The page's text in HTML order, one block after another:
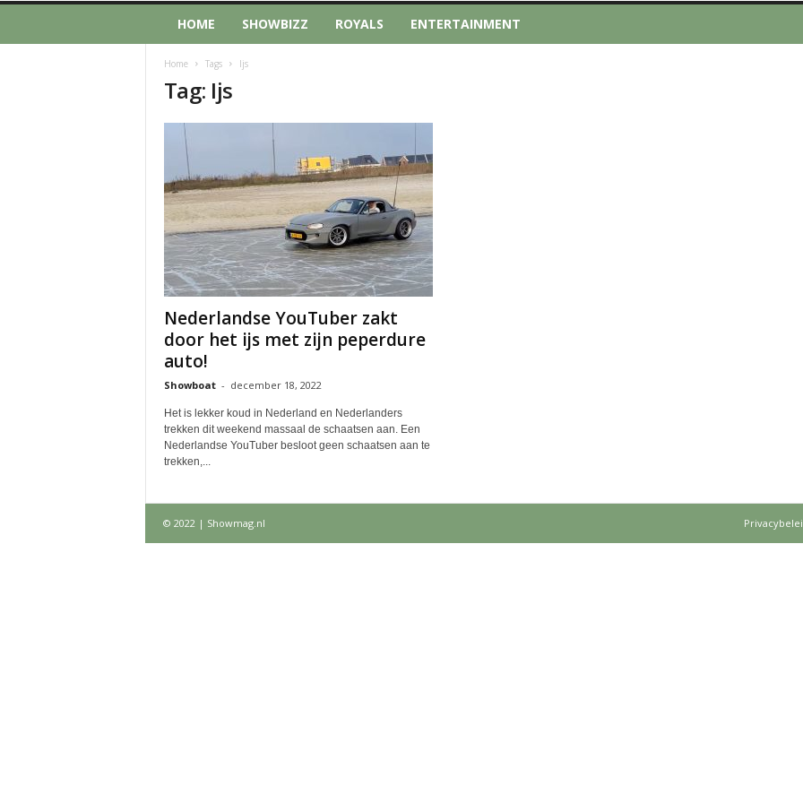
HOME SHOWBIZZ ROYALS ENTERTAINMENT
Home Tags Ijs
Tag: Ijs
Nederlandse YouTuber zakt
door het ijs met zijn peperdure
auto!
Showboat - december 18, 2022
Het is lekker koud in Nederland en Nederlanders
trekken dit weekend massaal de schaatsen aan. Een
Nederlandse YouTuber besloot geen schaatsen aan te
trekken,...
© 2022 | Showmag.nl